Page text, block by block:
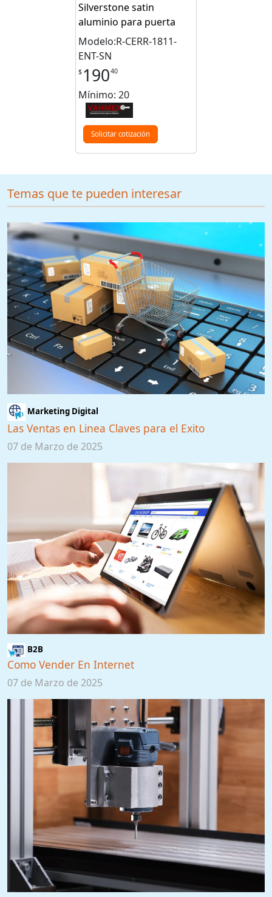
Silverstone satin
aluminio para puerta
Modelo:R-CERR-1811-
ENT-SN
$ 19040
Mínimo: 20
Solicitar cotización
Temas que te pueden interesar
Marketing Digital
Las Ventas en Linea Claves para el Exito
07 de Marzo de 2025
B2B
Como Vender En Internet
07 de Marzo de 2025